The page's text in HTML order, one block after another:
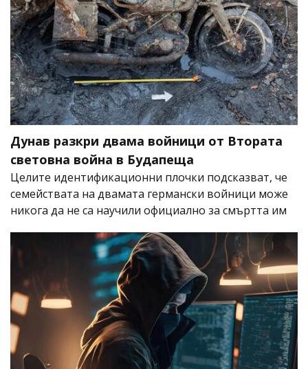
Дунав разкри двама войници от Втората
световна война в Будапеща
Целите идентификационни плочки подсказват, че
семействата на двамата германски войници може
никога да не са научили официално за смъртта им